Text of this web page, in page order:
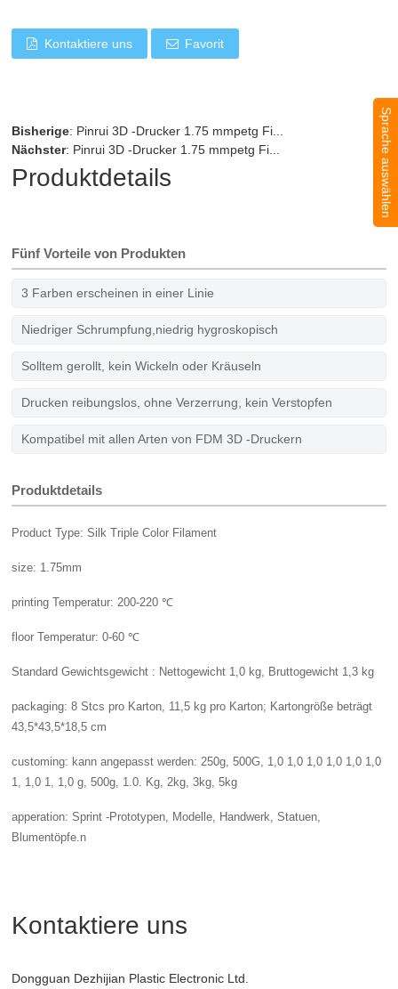
Kontaktiere uns Favorit
Bisherige: Pinrui 3D -Drucker 1.75 mmpetg Fi...
Nächster: Pinrui 3D -Drucker 1.75 mmpetg Fi...
Produktdetails
Fünf Vorteile von Produkten
3 Farben erscheinen in einer Linie
Niedriger Schrumpfung,niedrig hygroskopisch
Solltem gerollt, kein Wickeln oder Kräuseln
Drucken reibungslos, ohne Verzerrung, kein Verstopfen
Kompatibel mit allen Arten von FDM 3D -Druckern
Produktdetails
Product Type: Silk Triple Color Filament
size: 1.75mm
printing Temperatur: 200-220 ℃
floor Temperatur: 0-60 ℃
Standard Gewichtsgewicht : Nettogewicht 1,0 kg, Bruttogewicht 1,3 kg
packaging: 8 Stcs pro Karton, 11,5 kg pro Karton; Kartongröße beträgt
43,5*43,5*18,5 cm
customing: kann angepasst werden: 250g, 500G, 1,0 1,0 1,0 1,0 1,0 1,0
1, 1,0 1, 1,0 g, 500g, 1.0. Kg, 2kg, 3kg, 5kg
apperation: Sprint -Prototypen, Modelle, Handwerk, Statuen,
Blumentöpfe.n
Kontaktiere uns
Dongguan Dezhijian Plastic Electronic Ltd.
Sprache auswählen